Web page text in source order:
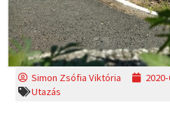
Simon Zsófia Viktória
Utazás